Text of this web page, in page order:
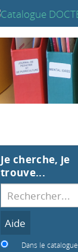
Je cherche, je
trouve...
Dans le catalogue